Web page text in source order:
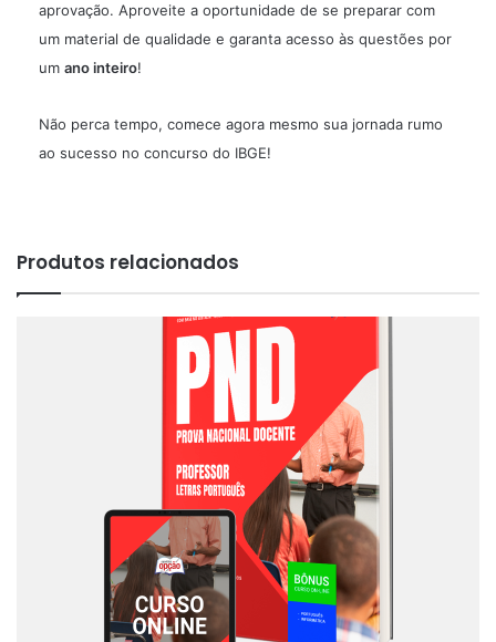
aprovação. Aproveite a oportunidade de se preparar com
um material de qualidade e garanta acesso às questões por
um ano inteiro!
Não perca tempo, comece agora mesmo sua jornada rumo
ao sucesso no concurso do IBGE!
Produtos relacionados